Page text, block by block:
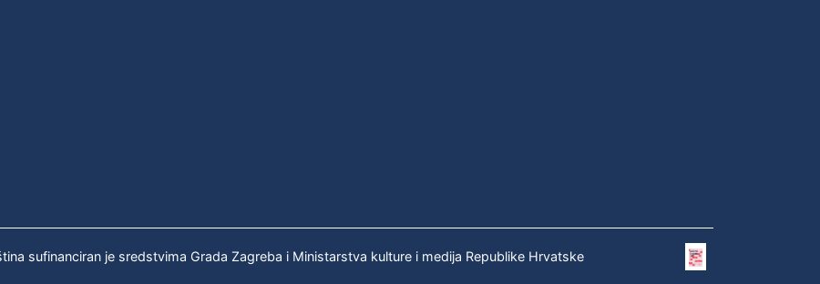
sufinanciran je sredstvima Grada Zagreba i Ministarstva kulture i medija Republike Hrvatske